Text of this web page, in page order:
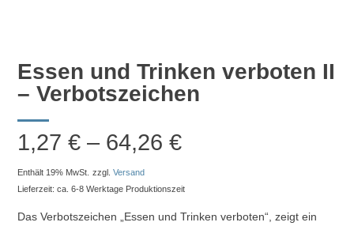
Essen und Trinken verboten II
– Verbotszeichen
1,27€ – 64,26€Preisspanne:
bis
Enthält 19% MwSt. zzgl.Versand
Lieferzeit: ca. 6-8 Werktage Produktionszeit
Das Verbotszeichen „Essen und Trinken verboten“, zeigt ein